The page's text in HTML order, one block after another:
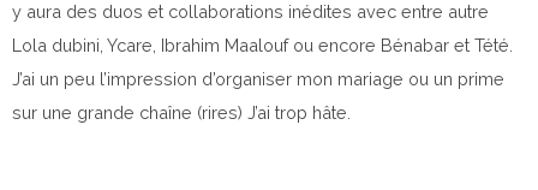
y aura des duos et collaborations inédites avec entre autre
Lola dubini, Ycare, Ibrahim Maalouf ou encore Bénabar et Tété.
J’ai un peu l’impression d’organiser mon mariage ou un prime
sur une grande chaîne (rires) J’ai trop hâte.